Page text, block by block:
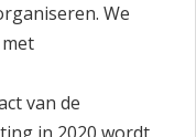
We
van de